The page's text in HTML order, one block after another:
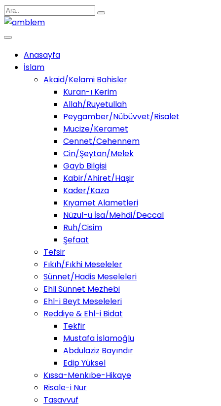
Anasayfa
İslam
Akaid/Kelami Bahisler
Kuran-ı Kerim
Allah/Ruyetullah
Peygamber/Nübüvvet/Risalet
Mucize/Keramet
Cennet/Cehennem
Cin/Şeytan/Melek
Gayb Bilgisi
Kabir/Ahiret/Haşir
Kader/Kaza
Kıyamet Alametleri
Nüzul-u İsa/Mehdi/Deccal
Ruh/Cisim
Şefaat
Tefsir
Fıkıh/Fıkhi Meseleler
Sünnet/Hadis Meseleleri
Ehli Sünnet Mezhebi
Ehl-i Beyt Meseleleri
Reddiye & Ehl-i Bidat
Tekfir
Mustafa İslamoğlu
Abdulaziz Bayındır
Edip Yüksel
Kıssa-Menkıbe-Hikaye
Risale-i Nur
Tasavvuf